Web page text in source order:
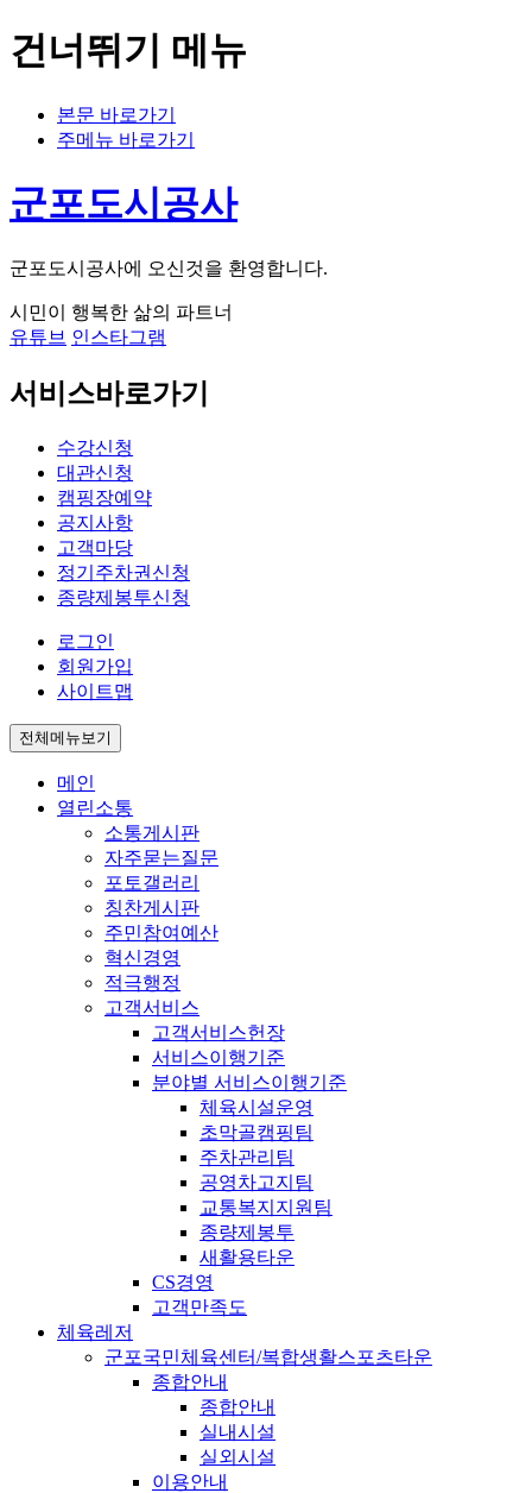
건너뛰기 메뉴
본문 바로가기
주메뉴 바로가기
군포도시공사
군포도시공사에 오신것을 환영합니다.
시민이 행복한 삶의 파트너
유튜브 인스타그램
서비스바로가기
수강신청
대관신청
캠핑장예약
공지사항
고객마당
정기주차권신청
종량제봉투신청
로그인
회원가입
사이트맵
전체메뉴보기
메인
열린소통
소통게시판
자주묻는질문
포토갤러리
칭찬게시판
주민참여예산
혁신경영
적극행정
고객서비스
고객서비스헌장
서비스이행기준
분야별 서비스이행기준
체육시설운영
초막골캠핑팀
주차관리팀
공영차고지팀
교통복지지원팀
종량제봉투
새활용타운
CS경영
고객만족도
체육레저
군포국민체육센터/복합생활스포츠타운
종합안내
종합안내
실내시설
실외시설
이용안내